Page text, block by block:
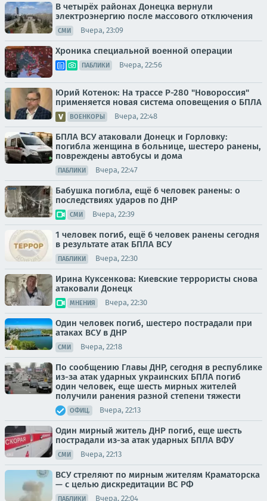
В четырёх районах Донецка вернули
электроэнергию после массового отключения
СМИ Вчера, 23:09
Хроника специальной военной операции
ПАБЛИКИ Вчера, 22:56
Юрий Котенок: На трассе Р-280 "Новороссия"
применяется новая система оповещения о БПЛА
ВОЕНКОРЫ Вчера, 22:48
БПЛА ВСУ атаковали Донецк и Горловку:
погибла женщина в больнице, шестеро ранены,
повреждены автобусы и дома
ПАБЛИКИ Вчера, 22:47
Бабушка погибла, ещё 6 человек ранены: о
последствиях ударов по ДНР
СМИ Вчера, 22:39
1 человек погиб, ещё 6 человек ранены сегодня
в результате атак БПЛА ВСУ
ПАБЛИКИ Вчера, 22:30
Ирина Куксенкова: Киевские террористы снова
атаковали Донецк
МНЕНИЯ Вчера, 22:30
Один человек погиб, шестеро пострадали при
атаках ВСУ в ДНР
СМИ Вчера, 22:18
По сообщению Главы ДНР, сегодня в республике
из-за атак ударных украинских БПЛА погиб
один человек, еще шесть мирных жителей
получили ранения разной степени тяжести
ОФИЦ. Вчера, 22:13
Один мирный житель ДНР погиб, еще шесть
пострадали из-за атак ударных БПЛА ВФУ
СМИ Вчера, 22:13
ВСУ стреляют по мирным жителям Краматорска
— с целью дискредитации ВС РФ
ПАБЛИКИ Вчера, 22:04